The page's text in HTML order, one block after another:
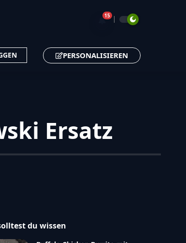
🔔15
PERSONALISIEREN
Ersatz
du wissen